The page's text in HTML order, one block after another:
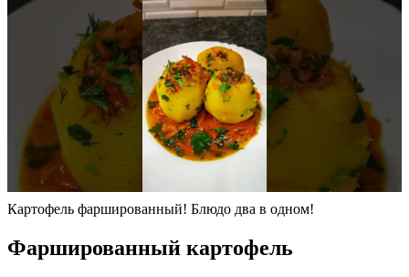
Картофель фаршированный! Блюдо два в одном!
Фаршированный картофель